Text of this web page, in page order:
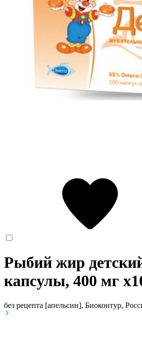
Рыбий жир
капсулы, 400 мг
без рецепта [апельсин], Биоконтур,